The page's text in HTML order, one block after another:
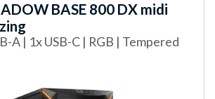
BASE 800 DX midi
A | 1x USB-C | RGB | Tempered